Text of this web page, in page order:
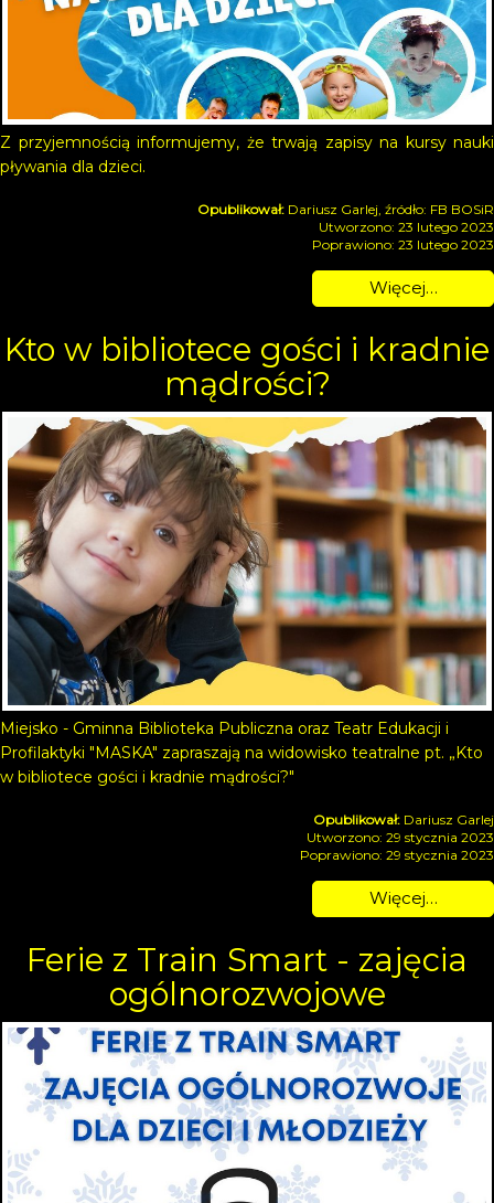
Z przyjemnością informujemy, że trwają zapisy na kursy nauki
pływania dla dzieci.
Dariusz Garlej, źródło: FB BOSiR
Utworzono: 23 lutego 2023
Poprawiono: 23 lutego 2023
Więcej…
Kto w bibliotece gości i kradnie
mądrości?
Miejsko - Gminna Biblioteka Publiczna oraz Teatr Edukacji i
Profilaktyki "MASKA" zapraszają na widowisko teatralne pt. „Kto
w bibliotece gości i kradnie mądrości?"
Dariusz Garlej
Utworzono: 29 stycznia 2023
Poprawiono: 29 stycznia 2023
Więcej…
Ferie z Train Smart - zajęcia
ogólnorozwojowe